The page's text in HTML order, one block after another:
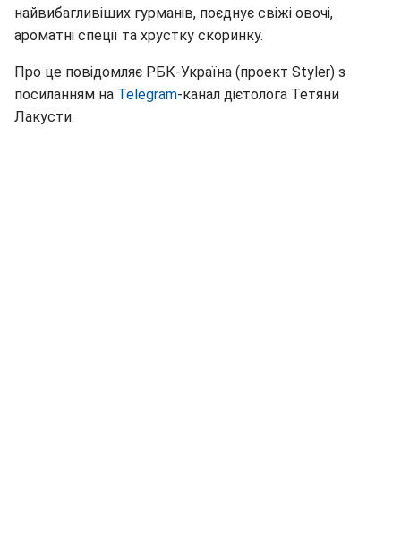
найвибагливіших гурманів, поєднує свіжі овочі,
ароматні спеції та хрустку скоринку.
Про це повідомляє РБК-Україна (проект Styler) з
посиланням на Telegram-канал дієтолога Тетяни
Лакусти.